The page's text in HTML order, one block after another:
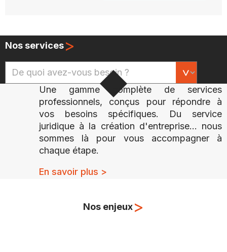
Nos services>
Une gamme complète de services
professionnels, conçus pour répondre à
vos besoins spécifiques. Du service
juridique à la création d'entreprise... nous
sommes là pour vous accompagner à
chaque étape.
En savoir plus >
Nos enjeux>